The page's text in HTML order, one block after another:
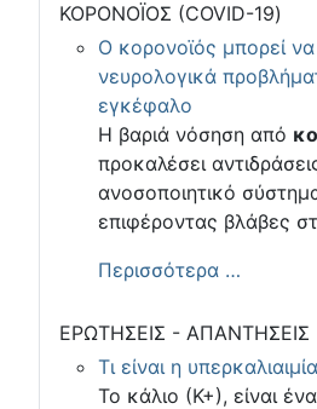
ΚΟΡΟΝΟΪΟΣ (COVID-19)
Ο κορονοϊός μπορεί
νευρολογικά
εγκέφαλο
Η βαριά νόσηση από
προκαλέσει
ανοσοποιητικό
επιφέροντας βλάβες
Περισσότερα …
ΕΡΩΤΗΣΕΙΣ - ΑΠΑΝΤΗΣΕΙΣ
Τι είναι η
Το κάλιο (Κ+), είναι